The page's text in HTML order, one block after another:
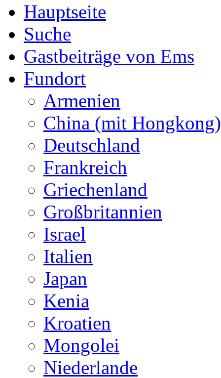
Hauptseite
Suche
Gastbeiträge von Ems
Fundort
Armenien
China (mit Hongkong)
Deutschland
Frankreich
Griechenland
Großbritannien
Israel
Italien
Japan
Kenia
Kroatien
Mongolei
Niederlande